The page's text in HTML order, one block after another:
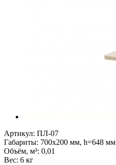
Артикул: ПЛ-07
Габариты: 700x200 мм, h=648 мм
Объём, м³: 0,01
Вес: 6 кг